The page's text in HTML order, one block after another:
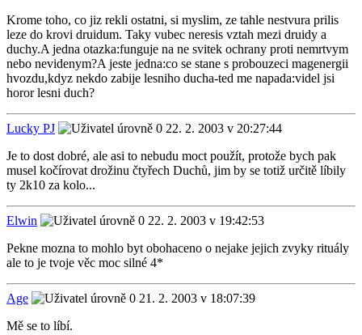
Krome toho, co jiz rekli ostatni, si myslim, ze tahle nestvura prilis
leze do krovi druidum. Taky vubec neresis vztah mezi druidy a
duchy.A jedna otazka:funguje na ne svitek ochrany proti nemrtvym
nebo nevidenym?A jeste jedna:co se stane s probouzeci magenergii
hvozdu,kdyz nekdo zabije lesniho ducha-ted me napada:videl jsi
horor lesni duch?
Lucky PJ
22. 2. 2003 v 20:27:44
Je to dost dobré, ale asi to nebudu moct použít, protože bych pak
musel kočírovat drožinu čtyřech Duchů, jim by se totiž určitě líbily
ty 2k10 za kolo...
Elwin
22. 2. 2003 v 19:42:53
Pekne mozna to mohlo byt obohaceno o nejake jejich zvyky rituály
ale to je tvoje věc moc silné 4*
Age
21. 2. 2003 v 18:07:39
Mě se to líbí.